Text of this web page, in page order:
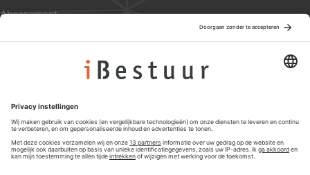
Abonnement
Privacyinstellingen